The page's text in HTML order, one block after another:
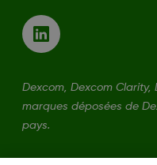
Dexcom, Dexcom Clarity,
marques déposées de
pays.